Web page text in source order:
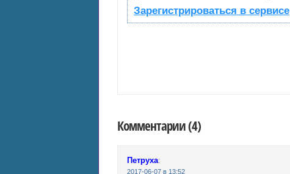
Зарегистрироваться в сервисе
Комментарии (4)
Петруха:
2017-06-07 в 13:52